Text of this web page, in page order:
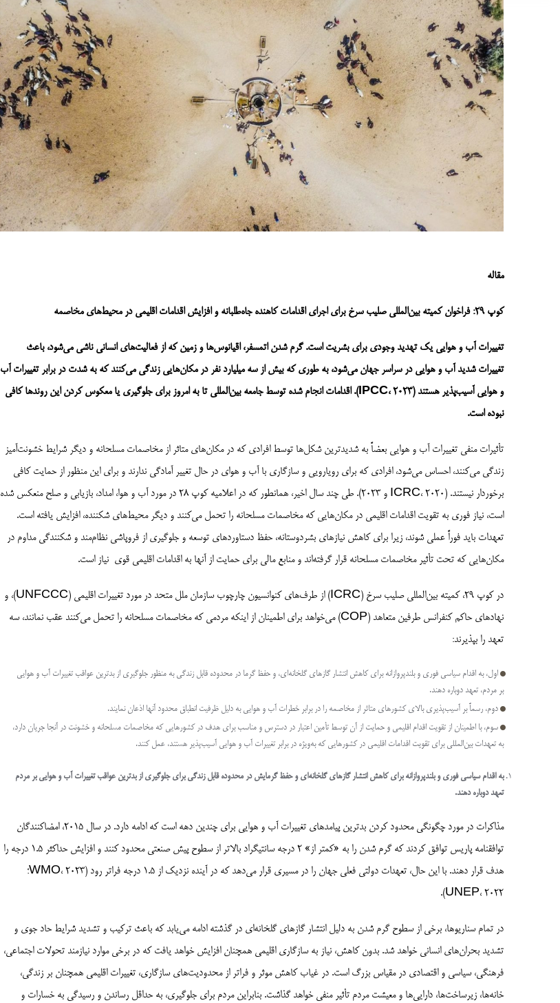
مقاله
کوپ 29: فراخوان کمیته بین‌المللی صلیب سرخ برای اجرای اقدامات کاهنده جاه‌طلبانه و افزایش اقدامات اقلیمی در محیط‌های مخاصمه
تغییرات آب و هوایی یک تهدید وجودی برای بشریت است. گرم شدن اتمسفر، اقیانوس‌ها و زمین که از فعالیت‌های انسانی ناشی می‌شود، باعث
تغییرات شدید آب و هوایی در سراسر جهان می‌شود، به طوری که بیش از سه میلیارد نفر در مکان‌هایی زندگی می‌کنند که به شدت در برابر تغییرات آب
و هوایی آسیب‌پذیر هستند (IPCC، 2023). اقدامات انجام شده توسط جامعه بین‌المللی تا به امروز برای جلوگیری یا معکوس کردن این روندها کافی
نبوده است.
تأثیرات منفی تغییرات آب و هوایی بعضاً به شدیدترین شکل‌ها توسط افرادی که در مکان‌های متاثر از مخاصمات مسلحانه و دیگر شرایط خشونت‌آمیز
زندگی می‌کنند، احساس می‌شود، افرادی که برای رویارویی و سازگاری با آب و هوای در حال تغییر آمادگی ندارند و برای این منظور از حمایت کافی
برخوردار نیستند. (ICRC، 2020 و 2023). طی چند سال اخیر، همانطور که در اعلامیه کوپ 28 در مورد آب و هوا، امداد، بازیابی و صلح منعکس شده
است، نیاز فوری به تقویت اقدامات اقلیمی در مکان‌هایی که مخاصمات مسلحانه را تحمل می‌کنند و دیگر محیط‌های شکننده، افزایش یافته است.
تعهدات باید فوراً عملی شوند، زیرا برای کاهش نیازهای بشردوستانه، حفظ دستاوردهای توسعه و جلوگیری از فروپاشی نظام‌مند و شکنندگی مداوم در
مکان‌هایی که تحت تأثیر مخاصمات مسلحانه قرار گرفته‌اند و منابع مالی برای حمایت از آنها به اقدامات اقلیمی قوی نیاز است.
در کوپ 29، کمیته بین‌المللی صلیب سرخ (ICRC) از طرف‌های کنوانسیون چارچوب سازمان ملل متحد در مورد تغییرات اقلیمی (UNFCCC)، و
نهادهای حاکم کنفرانس طرفین متعاهد (COP) می‌خواهد برای اطمینان از اینکه مردمی که مخاصمات مسلحانه را تحمل می‌کنند عقب نمانند، سه
تعهد را بپذیرند:
اول، به اقدام سیاسی فوری و بلندپروازانه برای کاهش انتشار گازهای گلخانه‌ای، و حفظ گرما در محدوده قابل زندگی به منظور جلوگیری از بدترین عواقب تغییرات آب و هوایی
بر مردم، تعهد دوباره دهند.
دوم، رسماً بر آسیب‌پذیری بالای کشورهای متاثر از مخاصمه را در برابر خطرات آب و هوایی به دلیل ظرفیت انطباق محدود آنها اذعان نمایند.
سوم، با اطمینان از تقویت اقدام اقلیمی و حمایت از آن توسط تأمین اعتبار در دسترس و مناسب برای هدف در کشورهایی که مخاصمات مسلحانه و خشونت در آنجا جریان دارد،
به تعهدات بین‌المللی برای تقویت اقدامات اقلیمی در کشورهایی که به‌ویژه در برابر تغییرات آب و هوایی آسیب‌پذیر هستند، عمل کنند.
به اقدام سیاسی فوری و بلندپروازانه برای کاهش انتشار گازهای گلخانه‌ای و حفظ گرمایش در محدوده قابل زندگی برای جلوگیری از بدترین عواقب تغییرات آب و هوایی بر مردم
تعهد دوباره دهند.
مذاکرات در مورد چگونگی محدود کردن بدترین پیامدهای تغییرات آب و هوایی برای چندین دهه است که ادامه دارد. در سال 2015، امضاکنندگان
توافقنامه پاریس توافق کردند که گرم شدن را به «کمتر از» 2 درجه سانتیگراد بالاتر از سطوح پیش صنعتی محدود کنند و افزایش حداکثر 1.5 درجه را
هدف قرار دهند. با این حال، تعهدات دولتی فعلی جهان را در مسیری قرار می‌دهد که در آینده نزدیک از 1.5 درجه فراتر رود (WMO، 2023؛
UNEP، 2022).
در تمام سناریوها، برخی از سطوح گرم شدن به دلیل انتشار گازهای گلخانه‌ای در گذشته ادامه می‌یابد که باعث ترکیب و تشدید شرایط حاد جوی و
تشدید بحران‌های انسانی خواهد شد. بدون کاهش، نیاز به سازگاری اقلیمی همچنان افزایش خواهد یافت که در برخی موارد نیازمند تحولات اجتماعی،
فرهنگی، سیاسی و اقتصادی در مقیاس بزرگ است. در غیاب کاهش موثر و فراتر از محدودیت‌های سازگاری، تغییرات اقلیمی همچنان بر زندگی،
خانه‌ها، زیرساخت‌ها، دارایی‌ها و معیشت مردم تأثیر منفی خواهد گذاشت. بنابراین مردم برای جلوگیری، به حداقل رساندن و رسیدگی به خسارات و